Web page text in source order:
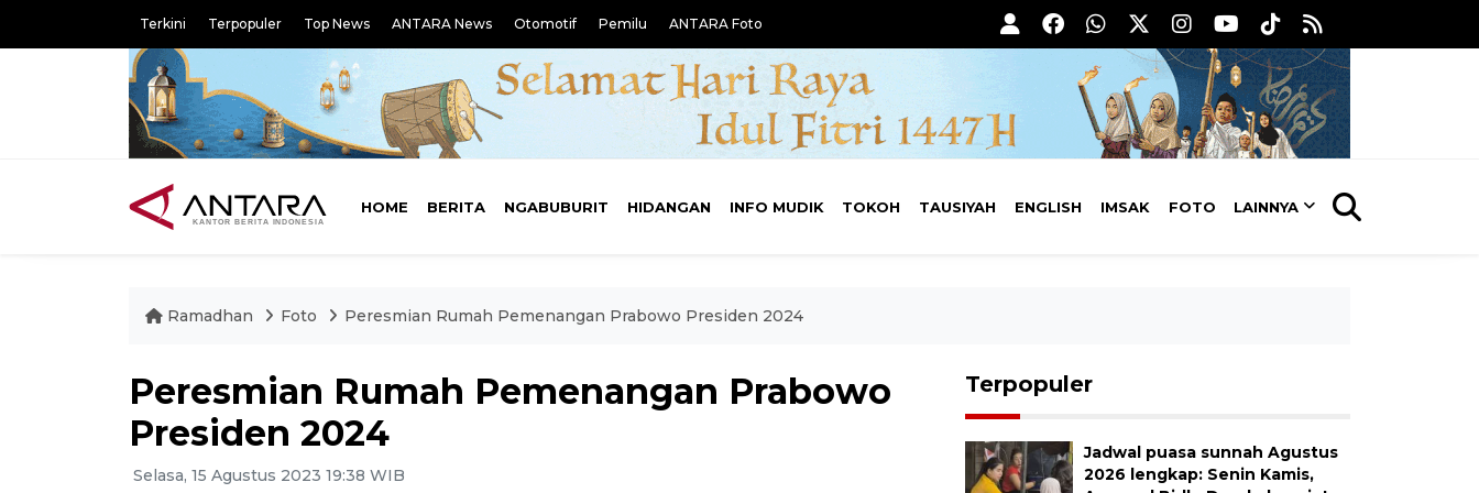
Terkini Terpopuler Top News ANTARA News Otomotif Pemilu ANTARA Foto
HOME BERITA NGABUBURIT HIDANGAN INFO MUDIK TOKOH TAUSIYAH ENGLISH IMSAK FOTO LAINNYA
Ramadhan Foto Peresmian Rumah Pemenangan Prabowo Presiden 2024
Peresmian Rumah Pemenangan Prabowo
Presiden 2024
Selasa, 15 Agustus 2023 19:38 WIB
Terpopuler
Jadwal puasa sunnah Agustus
2026 lengkap: Senin Kamis,